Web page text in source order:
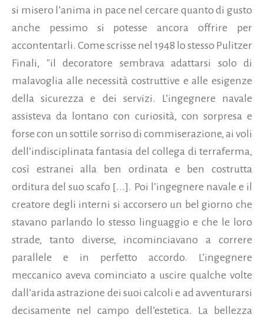
si misero l’anima in pace nel cercare quanto di gusto
anche pessimo si potesse ancora offrire per
accontentarli. Come scrisse nel 1948 lo stesso Pulitzer
Finali, "il decoratore sembrava adattarsi solo di
malavoglia alle necessità costruttive e alle esigenze
della sicurezza e dei servizi. L’ingegnere navale
assisteva da lontano con curiosità, con sorpresa e
forse con un sottile sorriso di commiserazione, ai voli
dell’indisciplinata fantasia del collega di terraferma,
così estranei alla ben ordinata e ben costrutta
orditura del suo scafo [...]. Poi l’ingegnere navale e il
creatore degli interni si accorsero un bel giorno che
stavano parlando lo stesso linguaggio e che le loro
strade, tanto diverse, incominciavano a correre
parallele e in perfetto accordo. L’ingegnere
meccanico aveva cominciato a uscire qualche volte
dall’arida astrazione dei suoi calcoli e ad avventurarsi
decisamente nel campo dell’estetica. La bellezza